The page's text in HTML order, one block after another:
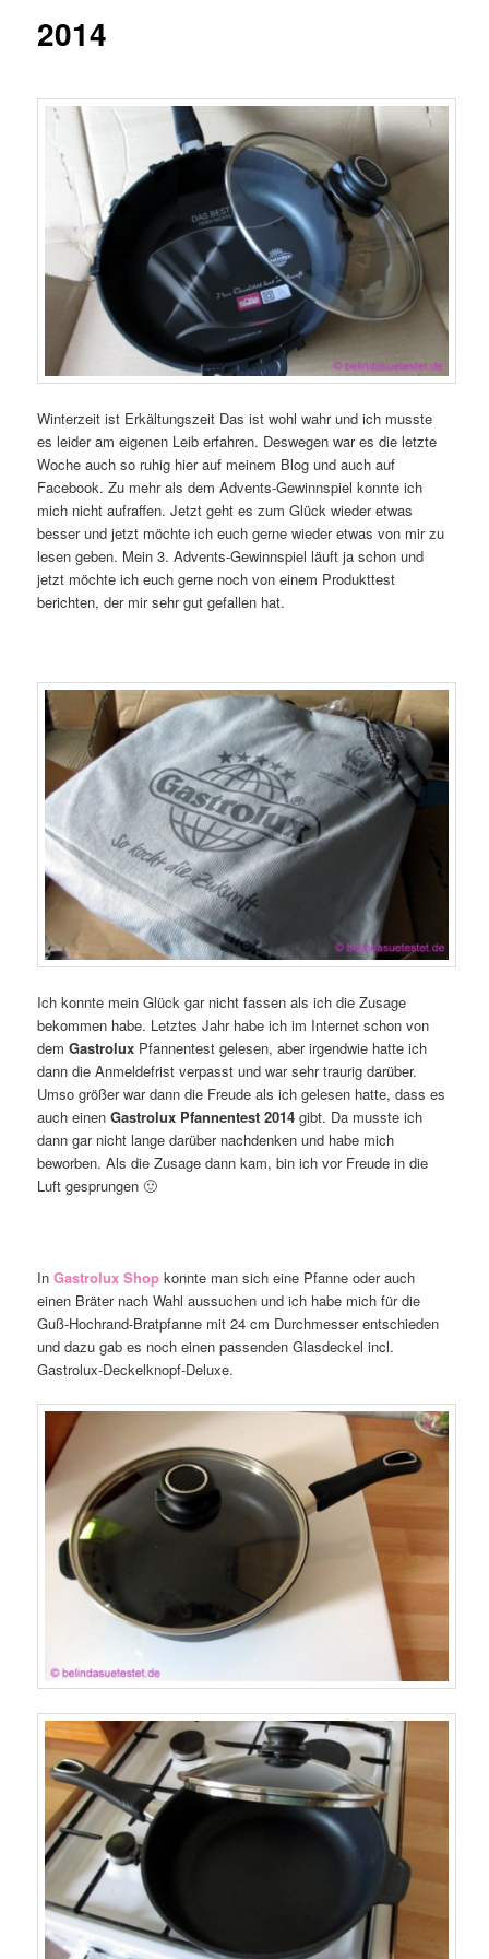
2014
Winterzeit ist Erkältungszeit Das ist wohl wahr und ich musste
es leider am eigenen Leib erfahren. Deswegen war es die letzte
Woche auch so ruhig hier auf meinem Blog und auch auf
Facebook. Zu mehr als dem Advents-Gewinnspiel konnte ich
mich nicht aufraffen. Jetzt geht es zum Glück wieder etwas
besser und jetzt möchte ich euch gerne wieder etwas von mir zu
lesen geben. Mein 3. Advents-Gewinnspiel läuft ja schon und
jetzt möchte ich euch gerne noch von einem Produkttest
berichten, der mir sehr gut gefallen hat.
Ich konnte mein Glück gar nicht fassen als ich die Zusage
bekommen habe. Letztes Jahr habe ich im Internet schon von
demGastrolux Pfannentest gelesen, aber irgendwie hatte ich
dann die Anmeldefrist verpasst und war sehr traurig darüber.
Umso größer war dann die Freude als ich gelesen hatte, dass es
auch einenGastrolux Pfannentest 2014 gibt. Da musste ich
dann gar nicht lange darüber nachdenken und habe mich
beworben. Als die Zusage dann kam, bin ich vor Freude in die
Luft gesprungen 🙂
InGastrolux Shop konnte man sich eine Pfanne oder auch
einen Bräter nach Wahl aussuchen und ich habe mich für die
Guß-Hochrand-Bratpfanne mit 24 cm Durchmesser entschieden
und dazu gab es noch einen passenden Glasdeckel incl.
Gastrolux-Deckelknopf-Deluxe.